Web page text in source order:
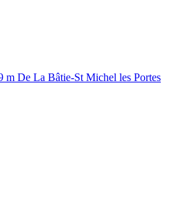
m De La Bâtie-St Michel les Portes